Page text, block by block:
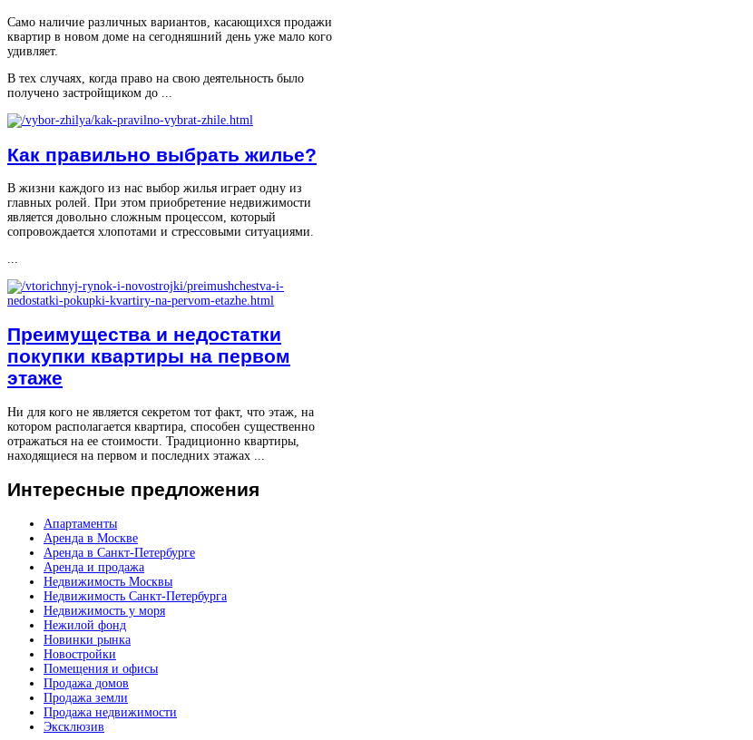
Само наличие различных вариантов, касающихся продажи
квартир в новом доме на сегодняшний день уже мало кого
удивляет.
В тех случаях, когда право на свою деятельность было
получено застройщиком до ...
Как правильно выбрать жилье?
В жизни каждого из нас выбор жилья играет одну из
главных ролей. При этом приобретение недвижимости
является довольно сложным процессом, который
сопровождается хлопотами и стрессовыми ситуациями.
...
Преимущества и недостатки
покупки квартиры на первом
этаже
Ни для кого не является секретом тот факт, что этаж, на
котором располагается квартира, способен существенно
отражаться на ее стоимости. Традиционно квартиры,
находящиеся на первом и последних этажах ...
Интересные предложения
Апартаменты
Аренда в Москве
Аренда в Санкт-Петербурге
Аренда и продажа
Недвижимость Москвы
Недвижимость Санкт-Петербурга
Недвижимость у моря
Нежилой фонд
Новинки рынка
Новостройки
Помещения и офисы
Продажа домов
Продажа земли
Продажа недвижимости
Эксклюзив